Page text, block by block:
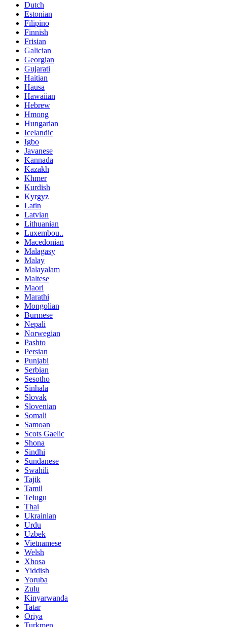
Dutch
Estonian
Filipino
Finnish
Frisian
Galician
Georgian
Gujarati
Haitian
Hausa
Hawaiian
Hebrew
Hmong
Hungarian
Icelandic
Igbo
Javanese
Kannada
Kazakh
Khmer
Kurdish
Kyrgyz
Latin
Latvian
Lithuanian
Luxembou..
Macedonian
Malagasy
Malay
Malayalam
Maltese
Maori
Marathi
Mongolian
Burmese
Nepali
Norwegian
Pashto
Persian
Punjabi
Serbian
Sesotho
Sinhala
Slovak
Slovenian
Somali
Samoan
Scots Gaelic
Shona
Sindhi
Sundanese
Swahili
Tajik
Tamil
Telugu
Thai
Ukrainian
Urdu
Uzbek
Vietnamese
Welsh
Xhosa
Yiddish
Yoruba
Zulu
Kinyarwanda
Tatar
Oriya
Turkmen